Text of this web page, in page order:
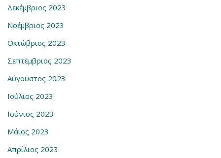
Δεκέμβριος 2023
Νοέμβριος 2023
Οκτώβριος 2023
Σεπτέμβριος 2023
Αύγουστος 2023
Ιούλιος 2023
Ιούνιος 2023
Μάιος 2023
Απρίλιος 2023